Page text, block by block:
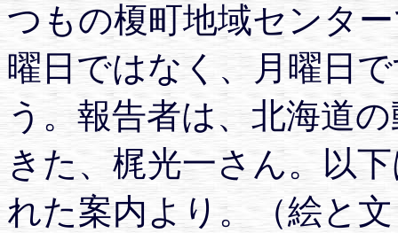
つもの榎町地域センタ
曜日ではなく、月曜日
う。報告者は、北海道
きた、梶光一さん。以
れた案内より。（絵と